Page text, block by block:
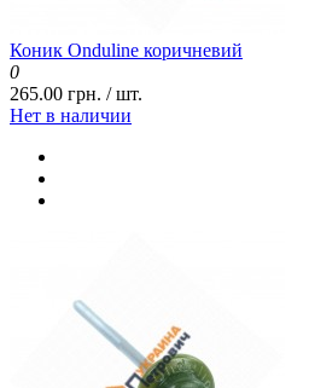
Коник Onduline коричневий
0
265.00 грн. / шт.
Нет в наличии